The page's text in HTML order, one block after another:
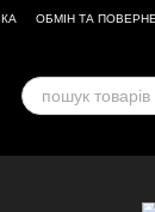
ОБМІН ТА